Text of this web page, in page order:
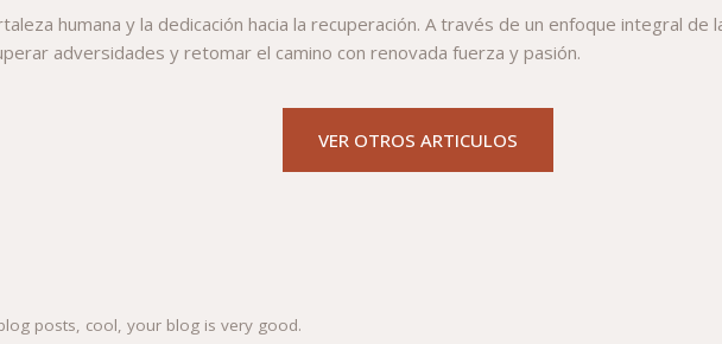
humana y la dedicación hacia la recuperación. A través de un enfoque integral de
adversidades y retomar el camino con renovada fuerza y pasión.
VER OTROS ARTICULOS
posts, cool, your blog is very good.